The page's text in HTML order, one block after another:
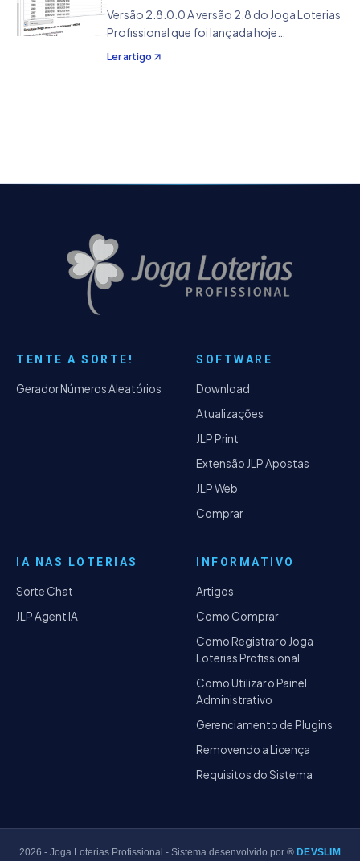
Versão 2.8.0.0 A versão 2.8 do Joga Loterias
Profissional que foi lançada hoje
(31/07/2018) tem como destaque principal
os módulos de Filtros e Estatísticas . Desde
Ler artigo
TENTE A SORTE!
Gerador Números Aleatórios
SOFTWARE
Download
Atualizações
JLP Print
Extensão JLP Apostas
JLP Web
Comprar
IA NAS LOTERIAS
Sorte Chat
JLP Agent IA
INFORMATIVO
Artigos
Como Comprar
Como Registrar o Joga
Loterias Profissional
Como Utilizar o Painel
Administrativo
Gerenciamento de Plugins
Removendo a Licença
Requisitos do Sistema
2026 - Joga Loterias Profissional - Sistema desenvolvido por ® DEVSLIM